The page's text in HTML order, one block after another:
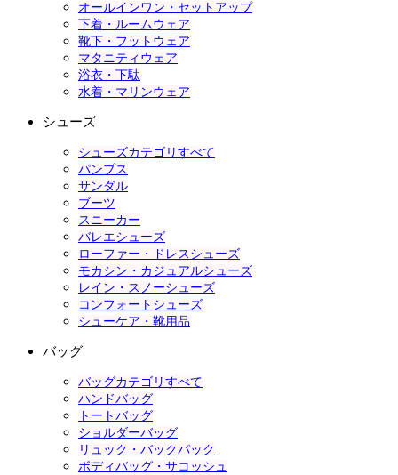
オールインワン・セットアップ
下着・ルームウェア
靴下・フットウェア
マタニティウェア
浴衣・下駄
水着・マリンウェア
シューズ
シューズカテゴリすべて
パンプス
サンダル
ブーツ
スニーカー
バレエシューズ
ローファー・ドレスシューズ
モカシン・カジュアルシューズ
レイン・スノーシューズ
コンフォートシューズ
シューケア・靴用品
バッグ
バッグカテゴリすべて
ハンドバッグ
トートバッグ
ショルダーバッグ
リュック・バックパック
ボディバッグ・サコッシュ